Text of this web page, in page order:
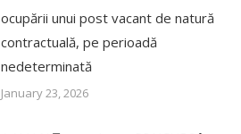
ocupării unui post vacant de natură
contractuală, pe perioadă
nedeterminată
January 23, 2026